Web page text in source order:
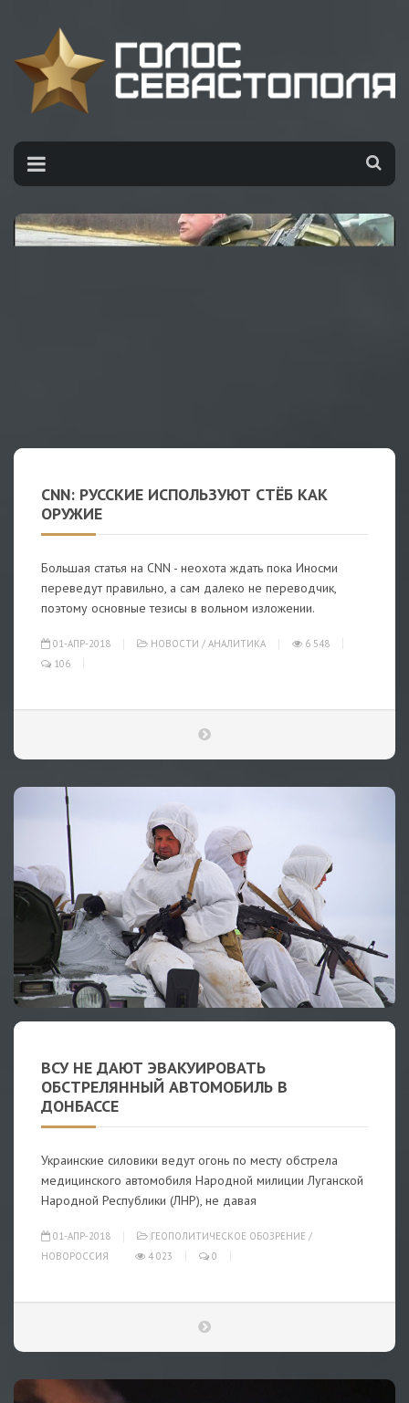
CNN: РУССКИЕ ИСПОЛЬЗУЮТ СТЁБ КАК
ОРУЖИЕ
Большая статья на CNN - неохота ждать пока Иносми
переведут правильно, а сам далеко не переводчик,
поэтому основные тезисы в вольном изложении.
01-АПР-2018 НОВОСТИ / АНАЛИТИКА
6 548
106
ВСУ НЕ ДАЮТ ЭВАКУИРОВАТЬ
ОБСТРЕЛЯННЫЙ АВТОМОБИЛЬ В
ДОНБАССЕ
Украинские силовики ведут огонь по месту обстрела
медицинского автомобиля Народной милиции Луганской
Народной Республики (ЛНР), не давая
01-АПР-2018 ГЕОПОЛИТИЧЕСКОЕ ОБОЗРЕНИЕ /
НОВОРОССИЯ
4 023 0